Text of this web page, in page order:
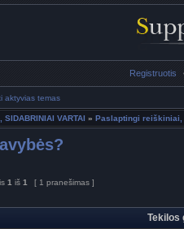
Registruotis
aktyvias temas
SIDABRINIAI VARTAI » Paslaptingi reiškiniai,
1 iš 1 [ 1 pranešimas ]
Tekilos